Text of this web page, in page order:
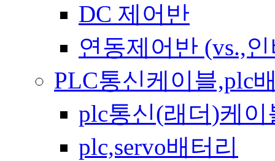
DC 제어반
연동제어반 (vs.,
PLC통신케이블,plc
plc통신(래더)케이
plc,servo배터리